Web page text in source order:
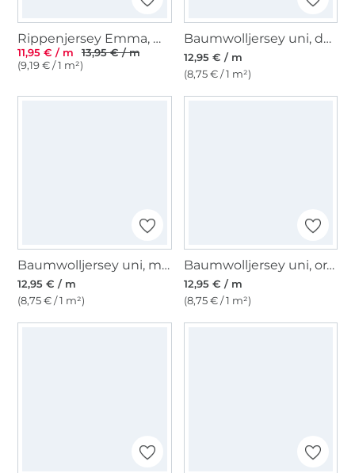
Rippenjersey Emma, wollweiss
11,95 € / m
13,95 € / m
(9,19 € / 1 m²)
Baumwolljersey uni, dunkelviolett
12,95 € / m
(8,75 € / 1 m²)
Baumwolljersey uni, marine
12,95 € / m
(8,75 € / 1 m²)
Baumwolljersey uni, orange
12,95 € / m
(8,75 € / 1 m²)